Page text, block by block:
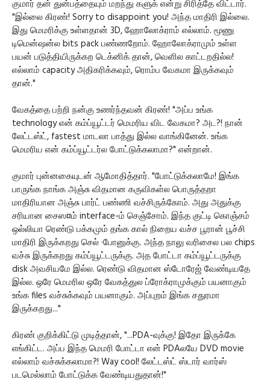
குமார் தன் துன்பத்தையும் மறந்து களுக் என்று சிரித்தே விட்டார்.
"இல்லை கிரண்! Sorry to disappoint you! அந்த மாதிரி இல்லை.
இது மெமரிக்கு உள்ளதான் 3D, ஹோலோக்ராம் எல்லாம். மூணு
டிமென்ஷன்ல bits pack பண்ணறோம். ஹோலோக்ராமும் உள்ள
பயன் படுத்தியிருக்கற டெக்னிக் தான், வெளில காட்டறதில்ல!
எல்லாம் capacity அதிகரிக்கவும், ரொம்ப வேகமா இருக்கவும்
தான்."
வேகத்தை பற்றி நன்கு உணர்ந்தவன் கிரண்! "அப்ப உங்க
technology என் கம்ப்யூட்டர் மெமரிய விட வேகமா? அட?! நான்
லேட்டஸ்ட், fastest மாடலா பாத்து இல்ல வாங்கினேன். உங்க
மெமரிய என் கம்ப்யூட்டர்ல போட்டுக்கலாமா?" என்றான்.
குமார் புன்னகையுடன் ஆமோதித்தார். "போட்டுக்கலாமே! இங்க
பாருங்க நாங்க அஞ்சு விதமான கருவிகள்ல பொருத்தறா
மாதிரியான அஞ்சு பார்ட் பண்ணி வச்சிருக்கோம். அது அதுக்கு
சரியான சைஸ¤ம் interface-ம் செஞ்சோம். இந்த குட்டி கொஞ்சம்
ஒல்லியா ரெண்டு பக்கமும் தங்க கால் நிறைய வச்ச பூரான் பூச்சி
மாதிரி இருக்கறது செல் ·போனுக்கு. அந்த நாலு வரிசைல பல chips
வச்சு இருக்கறது கம்ப்யூட்டருக்கு. அத போட்டா கம்ப்யூட்டருக்கு
disk அவசியமே இல்ல. ரெண்டு விதமான ஸ்டோரேஜ் வேண்டியதே
இல்ல. ஒரே மெமரில ஒரே வேகத்துல ப்ரோக்ராமுக்கும் பயனாகும்
உங்க files வச்சுக்கவும் பயனாகும். அப்புறம் இங்க சதுரமா
இருக்கறது..."
கிரண் குறிக்கிட்டு முடித்தான், "...PDA-வுக்கு! இதோ இருக்கே
எங்கிட்ட. அப்ப இந்த மெமரி போட்டா என் PDAலயே DVD movie
எல்லாம் வச்சுக்கலாமா?! Way cool! லேட்டஸ்ட் ஸ்டார் வார்ஸ்
படமெல்லாம் போட்டுக்க வேண்டியதுதான்!"